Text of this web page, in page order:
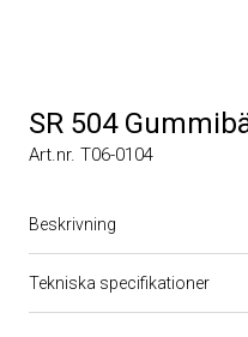
SR 504
Art.nr. T06-0104
Beskrivning
Tekniska specifikationer